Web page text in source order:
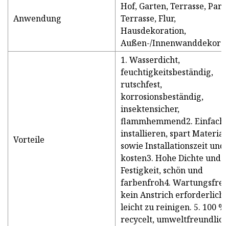
Anwendung
Hof, Garten, Terrasse, Park,
Terrasse, Flur,
Hausdekoration,
Außen-/
Vorteile
1. Wasserdicht,
feuchtigkeitsbeständig,
rutschfest,
korrosionsbeständig,
insektensicher,
flammhemmend2. Einfach
installieren, spart Material
sowie Installationszeit und
kosten3. Hohe Dichte und
Festigkeit, schön und
farbenfroh4. Wartungsfrei,
kein Anstrich erforderlich,
leicht zu reinigen. 5. 100 %
recycelt, umweltfreundlich